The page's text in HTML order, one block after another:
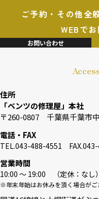
ご予約・その他全
WEBで
お問い合わせ
住所
「ベンツの修理屋」本社
〒260-0807 千葉県千葉市
電話・FAX
TEL.043-488-4551
営業時間
10:00 〜 19:00 （定休：なし）
※年末年始はお休みを頂く場合がご